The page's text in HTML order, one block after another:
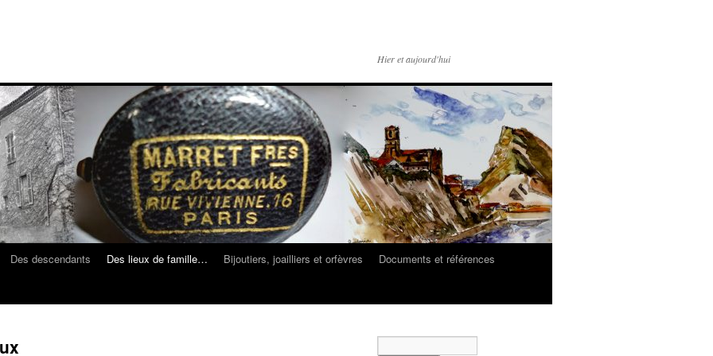
Hier et aujourd'hui
Des descendants Des lieux de famille… Bijoutiers, joailliers et orfèvres
Documents et références